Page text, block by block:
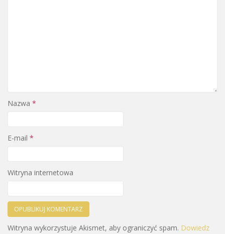
Nazwa *
E-mail *
Witryna internetowa
Witryna wykorzystuje Akismet, aby ograniczyć spam. Dowiedz